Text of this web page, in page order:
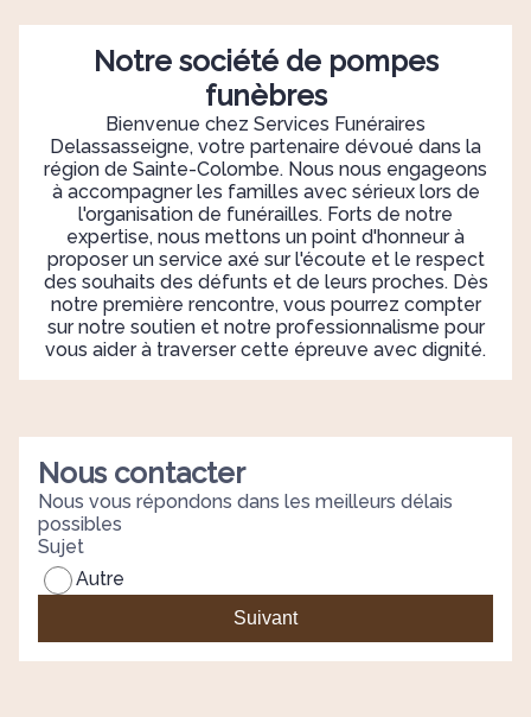
Notre société de pompes
funèbres
Bienvenue chez Services Funéraires
Delassasseigne, votre partenaire dévoué dans la
région de Sainte-Colombe. Nous nous engageons
à accompagner les familles avec sérieux lors de
l'organisation de funérailles. Forts de notre
expertise, nous mettons un point d'honneur à
proposer un service axé sur l'écoute et le respect
des souhaits des défunts et de leurs proches. Dès
notre première rencontre, vous pourrez compter
sur notre soutien et notre professionnalisme pour
vous aider à traverser cette épreuve avec dignité.
Nous contacter
Nous vous répondons dans les meilleurs délais
possibles
Sujet
Autre
Suivant